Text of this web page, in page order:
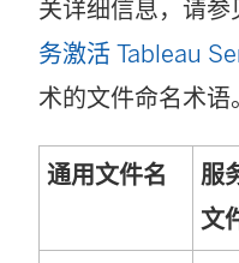
关详细信息，请参
务激活 Tableau
术的文件命名术语
通用文件名
服
文